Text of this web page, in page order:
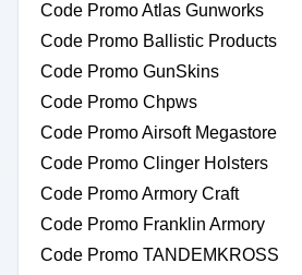
Code Promo Atlas Gunworks
Code Promo Ballistic Products
Code Promo GunSkins
Code Promo Chpws
Code Promo Airsoft Megastore
Code Promo Clinger Holsters
Code Promo Armory Craft
Code Promo Franklin Armory
Code Promo TANDEMKROSS